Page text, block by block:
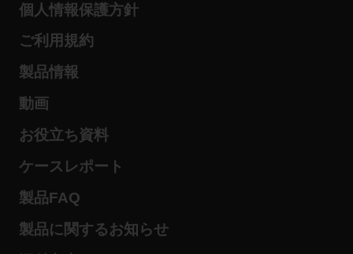
個人情報保護方針
ご利用規約
製品情報
動画
お役立ち資料
ケースレポート
製品FAQ
製品に関するお知らせ